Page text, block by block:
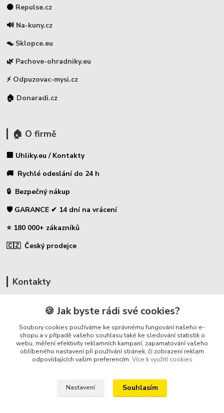
⚫ Repulse.cz
🔊 Na-kuny.cz
🪤 Sklopce.eu
🌿 Pachove-ohradniky.eu
⚡ Odpuzovac-mysi.cz
🏠 Donaradi.cz
🏠 O firmě
🏢 Uhliky.eu / Kontakty
🚚 Rychlé odeslání do 24 h
🔒 Bezpečný nákup
🛡️ GARANCE ✔ 14 dní na vrácení
⭐ 180 000+ zákazníků
🇨🇿 Český prodejce
Kontakty
🛡️ Zákaznická podpora
📞 728 007 997
⏰ Po-Pá - 7:00 - 13:30
info@repulse.cz
🍪 Jak byste rádi své cookies?
Soubory cookies používáme ke správnému fungování našeho e-
shopu a v případě vašeho souhlasu také ke sledování statistik o
webu, měření efektivity reklamních kampaní, zapamatování vašeho
oblíbeného nastavení při používání stránek, či zobrazení reklam
odpovídajících vašim preferencím. Více k využití cookies
Nastavení Souhlasím